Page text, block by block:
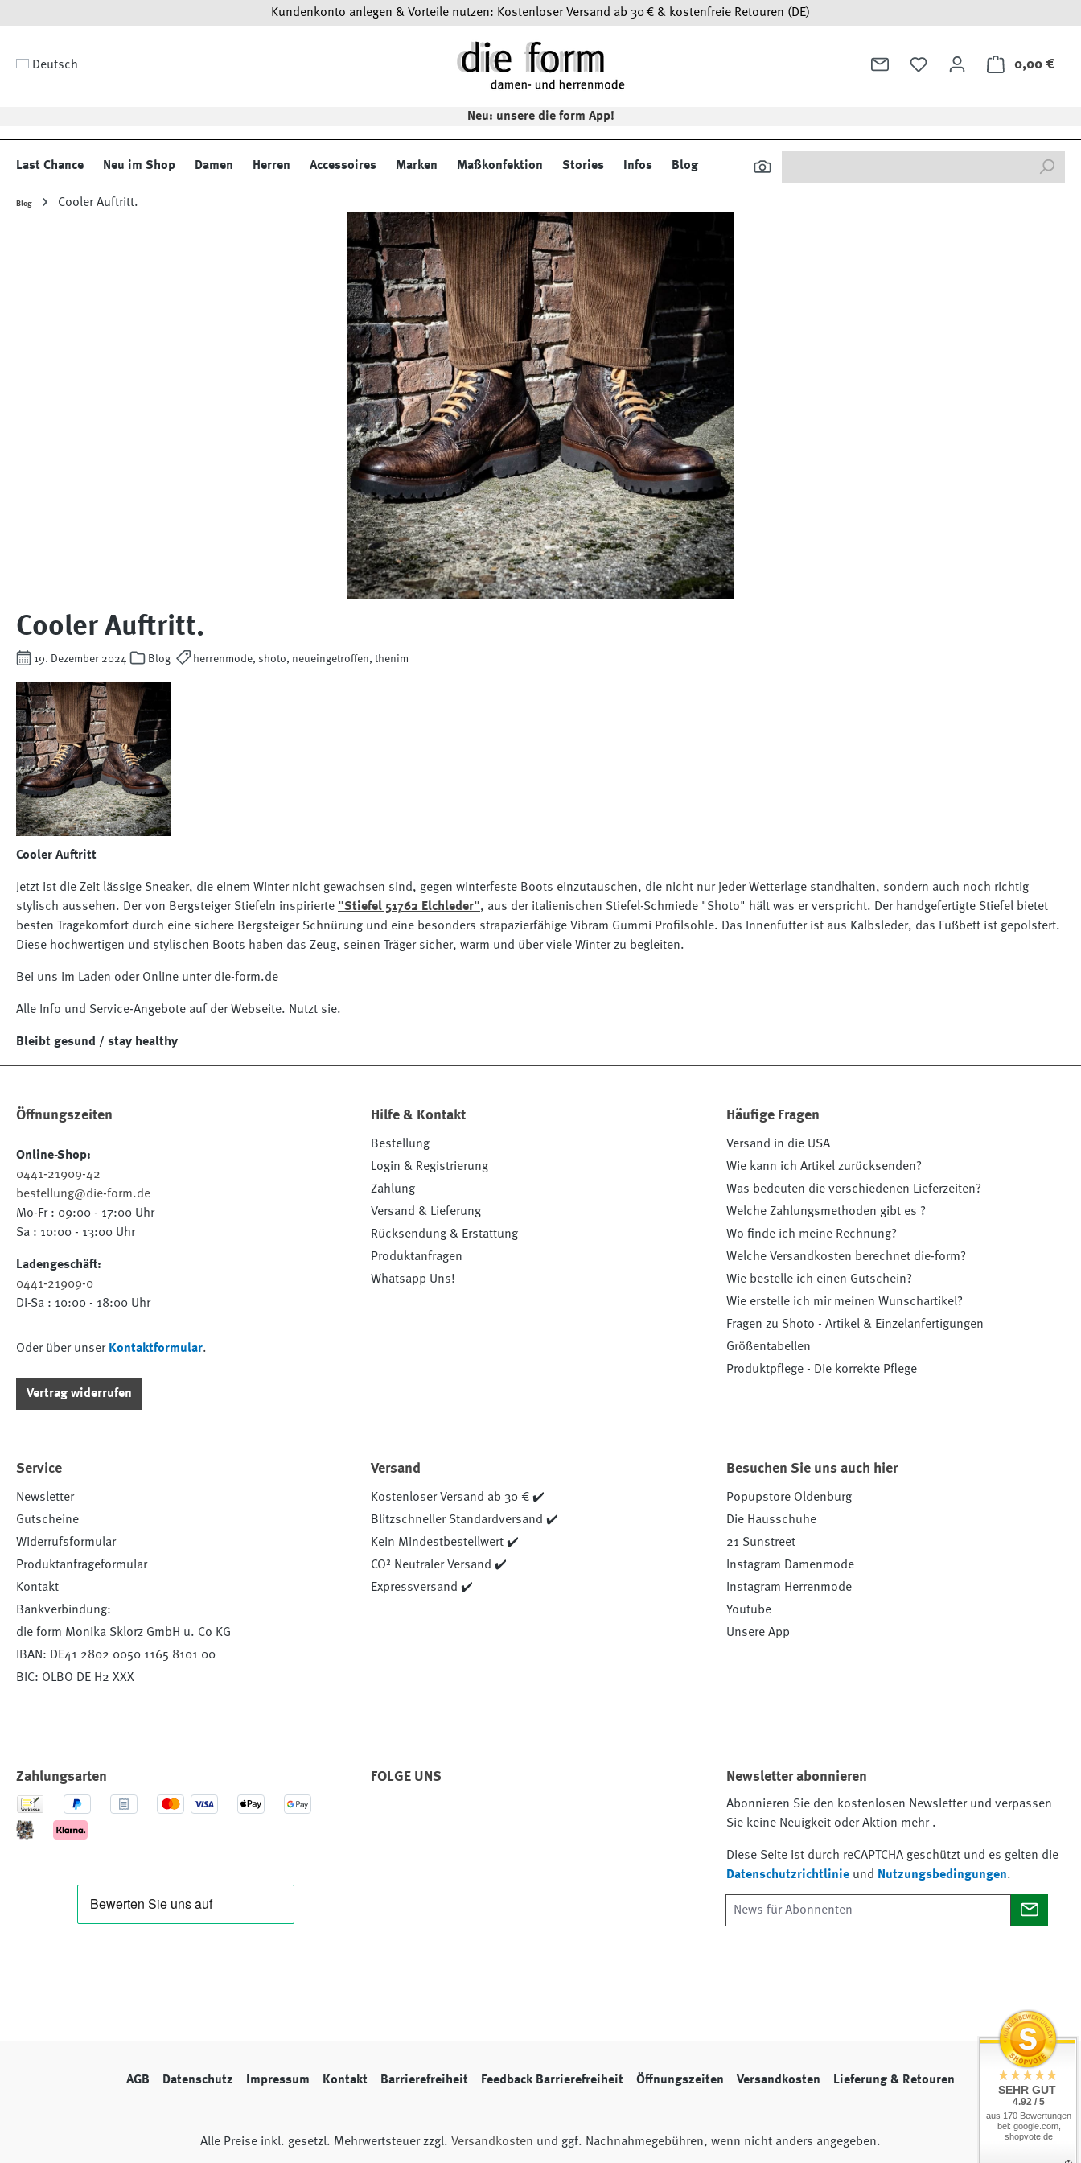
Kundenkonto anlegen & Vorteile nutzen: Kostenloser Versand ab 30 € & kostenfreie Retouren (DE)
Deutsch 0,00 €
Neu: unsere die form App!
Last Chance Neu im Shop Damen Herren Accessoires Marken Maßkonfektion Stories Infos Blog
Blog Cooler Auftritt.
Cooler Auftritt.
19. Dezember 2024 Blog herrenmode, shoto, neueingetroffen, thenim
Cooler Auftritt
Jetzt ist die Zeit lässige Sneaker, die einem Winter nicht gewachsen sind, gegen winterfeste Boots einzutauschen, die nicht nur jeder Wetterlage standhalten, sondern auch noch richtig
stylisch aussehen. Der von Bergsteiger Stiefeln inspirierte "Stiefel 51762 Elchleder", aus der italienischen Stiefel-Schmiede "Shoto" hält was er verspricht. Der handgefertigte Stiefel bietet
besten Tragekomfort durch eine sichere Bergsteiger Schnürung und eine besonders strapazierfähige Vibram Gummi Profilsohle. Das Innenfutter ist aus Kalbsleder, das Fußbett ist gepolstert.
Diese hochwertigen und stylischen Boots haben das Zeug, seinen Träger sicher, warm und über viele Winter zu begleiten.
Bei uns im Laden oder Online unter die-form.de
Alle Info und Service-Angebote auf der Webseite. Nutzt sie.
Bleibt gesund / stay healthy
Öffnungszeiten
Online-Shop:
0441-21909-42
bestellung@die-form.de
Mo-Fr : 09:00 - 17:00 Uhr
Sa : 10:00 - 13:00 Uhr
Ladengeschäft:
0441-21909-0
Di-Sa : 10:00 - 18:00 Uhr
Oder über unser Kontaktformular.
Vertrag widerrufen
Hilfe & Kontakt
Bestellung
Login & Registrierung
Zahlung
Versand & Lieferung
Rücksendung & Erstattung
Produktanfragen
Whatsapp Uns!
Häufige Fragen
Versand in die USA
Wie kann ich Artikel zurücksenden?
Was bedeuten die verschiedenen Lieferzeiten?
Welche Zahlungsmethoden gibt es ?
Wo finde ich meine Rechnung?
Welche Versandkosten berechnet die-form?
Wie bestelle ich einen Gutschein?
Wie erstelle ich mir meinen Wunschartikel?
Fragen zu Shoto - Artikel & Einzelanfertigungen
Größentabellen
Produktpflege - Die korrekte Pflege
Service
Newsletter
Gutscheine
Widerrufsformular
Produktanfrageformular
Kontakt
Bankverbindung:
die form Monika Sklorz GmbH u. Co KG
IBAN: DE41 2802 0050 1165 8101 00
BIC: OLBO DE H2 XXX
Versand
Kostenloser Versand ab 30 € ✔️
Blitzschneller Standardversand ✔️
Kein Mindestbestellwert ✔️
CO² Neutraler Versand ✔️
Expressversand ✔️
Besuchen Sie uns auch hier
Popupstore Oldenburg
Die Hausschuhe
21 Sunstreet
Instagram Damenmode
Instagram Herrenmode
Youtube
Unsere App
Zahlungsarten FOLGE UNS Newsletter abonnieren
Abonnieren Sie den kostenlosen Newsletter und verpassen
Sie keine Neuigkeit oder Aktion mehr .
Diese Seite ist durch reCAPTCHA geschützt und es gelten die
Datenschutzrichtlinieund Nutzungsbedingungen.
AGB Datenschutz Impressum Kontakt Barrierefreiheit Feedback Barrierefreiheit Öffnungszeiten Versandkosten Lieferung & Retouren
Alle Preise inkl. gesetzl. Mehrwertsteuer zzgl. Versandkosten und ggf. Nachnahmegebühren, wenn nicht anders angegeben.
SEHR GUT
4.92 / 5
aus 170 Bewertungen
bei: google.com,
shopvote.de